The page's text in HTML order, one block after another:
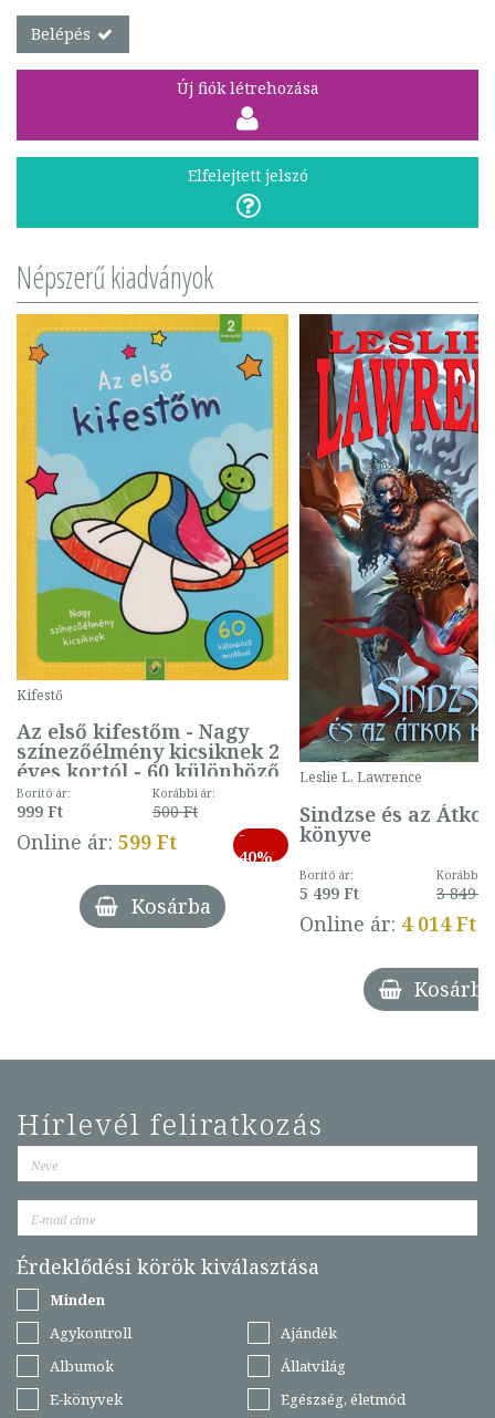
Belépés
Új fiók létrehozása
Elfelejtett jelszó
Népszerű kiadványok
Kifestő
Az első kifestőm - Nagy
színezőélmény kicsiknek 2
éves kortól - 60 különböző
mintával (gombás)
Borító ár:
999 Ft
Korábbi ár:
500 Ft
Online ár: 599 Ft
-
40%
Kosárba
Leslie L. Lawrence
Sindzse és az Átkok
könyve
Borító ár:
5 499 Ft
Korábbi
3 849 Ft
Online ár: 4 014 Ft
Kosárba
Hírlevél feliratkozás
Érdeklődési körök kiválasztása
Minden
Agykontroll
Ajándék
Albumok
Állatvilág
E-könyvek
Egészség, életmód